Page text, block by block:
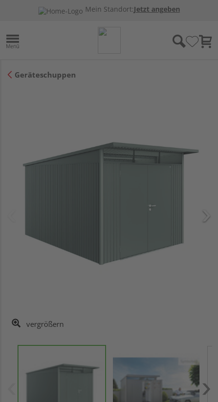
Mein Standort:Jetzt angeben
Geräteschuppen
vergrößern